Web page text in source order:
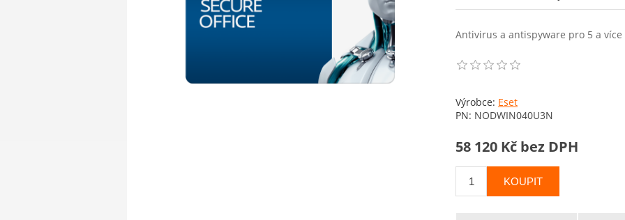
Antivirus a antispyware pro 5 a
Výrobce: Eset
PN: NODWIN040U3N
58 120 Kč bez DPH
KOUPIT